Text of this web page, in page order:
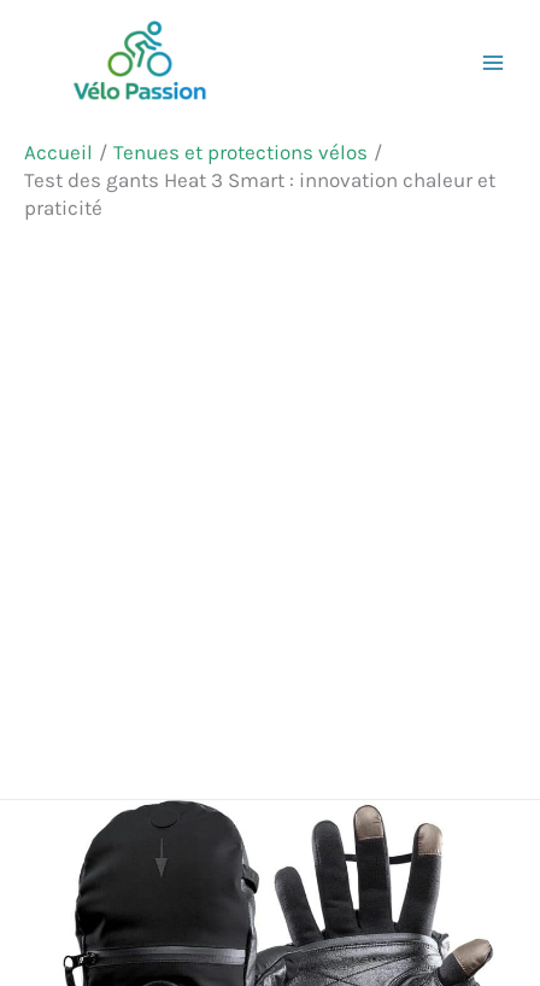
contenu
Accueil
Tenues et protections vélos
Test des gants Heat 3 Smart : innovation chaleur et
praticité